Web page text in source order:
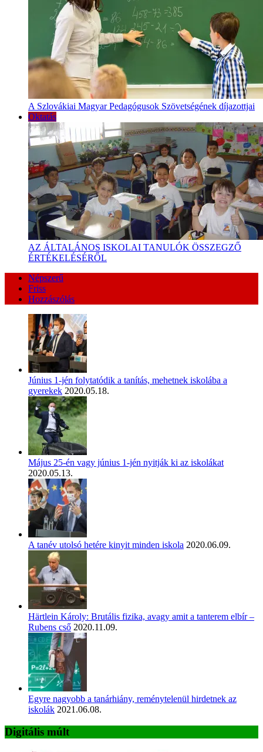
A Szlovákiai Magyar Pedagógusok Szövetségének díjazottjai
Oktatás
AZ ÁLTALÁNOS ISKOLAI TANULÓK ÖSSZEGZŐ
ÉRTÉKELÉSÉRŐL
Népszerű
Friss
Hozzászólás
Június 1-jén folytatódik a tanítás, mehetnek iskolába a
gyerekek 2020.05.18.
Május 25-én vagy június 1-jén nyitják ki az iskolákat
2020.05.13.
A tanév utolsó hetére kinyit minden iskola 2020.06.09.
Härtlein Károly: Brutális fizika, avagy amit a tanterem elbír –
Rubens cső 2020.11.09.
Egyre nagyobb a tanárhiány, reménytelenül hirdetnek az
iskolák 2021.06.08.
Digitális múlt